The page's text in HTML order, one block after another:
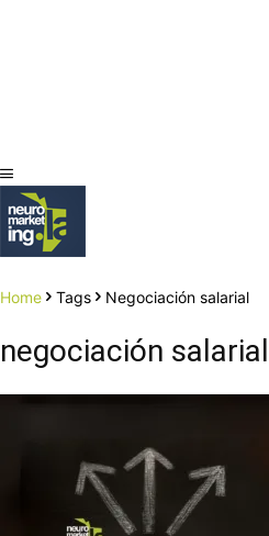
Home Tags Negociación salarial
negociación salarial